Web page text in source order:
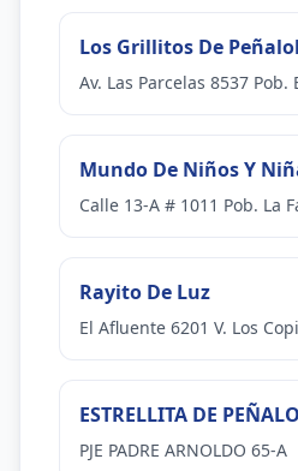
Los Grillitos De
Av. Las Parcelas 8537 Pob.
Mundo De Niños Y
Calle 13-A # 1011 Pob. La
Rayito De Luz
El Afluente 6201 V. Los
ESTRELLITA DE
PJE PADRE ARNOLDO 65-A